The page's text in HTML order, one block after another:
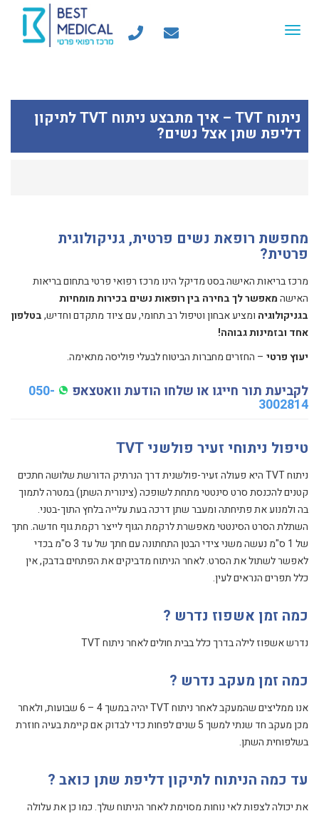
Toggle
ניתוח TVT – איך מתבצע ניתוח TVT לתיקון
דליפת שתן אצל נשים?
מחפשת רופאת נשים פרטית, גניקולוגית
פרטית?
מרכז בריאות האישה בסט מדיקל הינו מרכז רפואי פרטי בתחום בריאות
האישהמאפשר לך בחירה בין רופאות נשים בכירות מומחיות
בגניקולוגיה ומציע אבחון וטיפול רב תחומי, עם ציוד מתקדם וחדיש,בטלפון
אחד ובזמינות גבוהה!
יעוץ פרטי – החזרים מחברות הביטוח לבעלי פוליסה מתאימה.
לקביעת תור חייגו או שלחו הודעת וואטצאפ 050-
3002814
טיפול ניתוחי זעיר פולשני TVT
ניתוח TVT היא פעולה זעיר-פולשנית דרך הנרתיק הדורשת שלושה חתכים
קטנים להכנסת סרט סינטטי מתחת לשופכה (צינורית השתן) במטרה לתמוך
בה ולמנוע את פתיחתה ומעבר שתן דרכה בעת עלייה בלחץ התוך-בטני.
השתלת הסרט הסינטטי מאפשרת לרקמת הגוף לייצר רקמת גוף חדשה. חתך
של 1 ס"מ נעשה משני צידי הבטן התחתונה עם חתך של עד 3 ס"מ בכדי
לאפשר לשתול את הסרט. לאחר הניתוח מדביקים את הפתחים בדבק, אין
כלל תפרים הנראים לעין.
כמה זמן אשפוז נדרש ?
נדרש אשפוז לילה בדרך כלל בבית חולים לאחר ניתוח TVT
כמה זמן מעקב נדרש ?
אנו ממליצים שהמעקב לאחר ניתוח TVT יהיה במשך 4 – 6 שבועות, ולאחר
מכן מעקב חד שנתי למשך 5 שנים לפחות כדי לבדוק אם קיימת בעיה חוזרת
בשלפוחית השתן.
עד כמה הניתוח לתיקון דליפת שתן כואב ?
את יכולה לצפות לאי נוחות מסוימת לאחר הניתוח שלך. כמו כן את עלולה